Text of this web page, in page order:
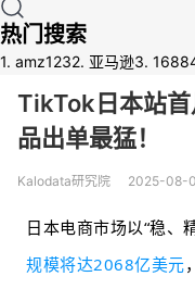
热门搜索
1. amz1232. 亚马逊3. 1688
TikTok日本站
品出单最猛！
Kalodata研究院 2025-08-
日本电商市场以“稳、
规模将达2068亿美元